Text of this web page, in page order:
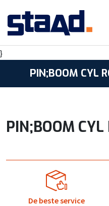
}
PIN;BOOM CYL
PIN;BOOM CYL
De beste service